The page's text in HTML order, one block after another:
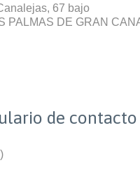
67 bajo
PALMAS DE GRAN
de contacto